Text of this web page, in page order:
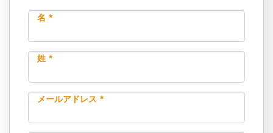
名 *
姓 *
メールアドレス *